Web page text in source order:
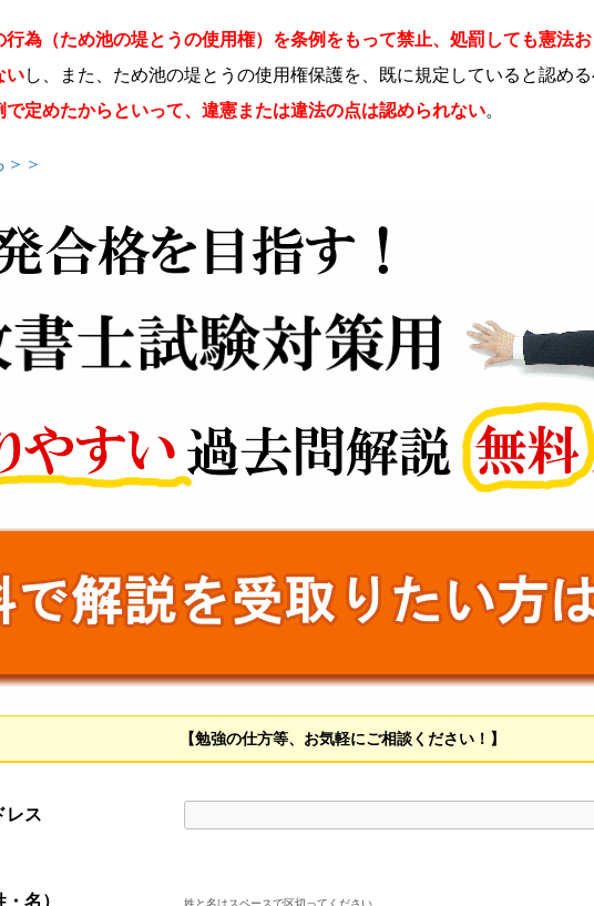
行為（ため池の堤とうの使用権）を条例をもって禁止、処罰しても憲法
いし、また、ため池の堤とうの使用権保護を、既に規定していると認め
で定めたからといって、違憲または違法の点は認められない。
＞
【勉強の仕方等、お気軽にご相談ください！】
レス
名） 姓と名はスペースで区切ってください